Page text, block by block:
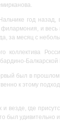
год
филармония, и
за месяц с
коллектива
Балкарской
был в прошлом
к этому
и везде, где
удивительно